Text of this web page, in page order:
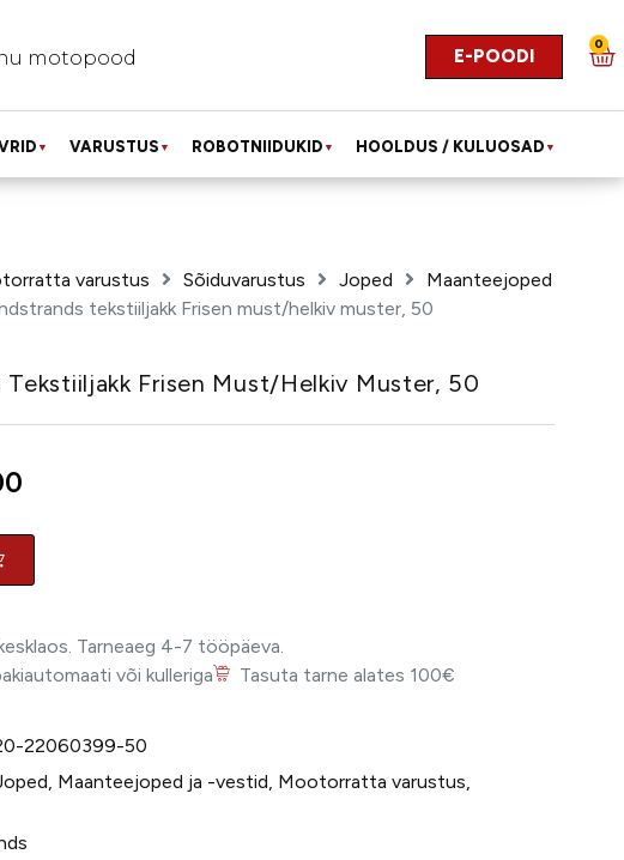
motopood E-POODI
0
▼ VARUSTUS ▼ ROBOTNIIDUKID ▼ HOOLDUS / KULUOSAD ▼
varustus Sõiduvarustus Joped
Maanteejoped
tekstiiljakk Frisen must/helkiv muster, 50
Tekstiiljakk Frisen Must/helkiv Muster, 50
Tarneaeg 4-7 tööpäeva.
või kulleriga
Tasuta tarne alates 100€
22060399-50
, Maanteejoped ja -vestid, Mootorratta varustus,